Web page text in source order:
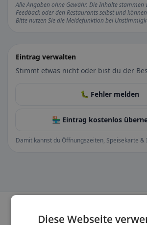
Alle Angaben ohne Gewähr. Die Inhalte stammen
Feedback oder den Restaurants selbst und
Bitte nutzen Sie die Meldefunktion bei
Eintrag verwalten
Stimmt etwas nicht oder bist du der
🐛 Fehler melden
🏪 Eintrag kostenlos
Damit kannst du Öffnungszeiten, Speisekarte &
Diese Webseite